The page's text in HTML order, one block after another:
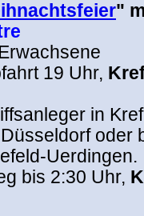
"
19 Uhr,
in
oder
Uerdingen.
bis 2:30 Uhr,